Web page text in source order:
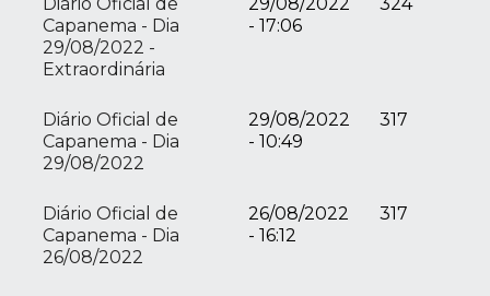
Capanema - Dia
29/08/2022 -
Extraordinária
- 17:06
Diário Oficial de
Capanema - Dia
29/08/2022
29/08/2022
- 10:49
317
Diário Oficial de
Capanema - Dia
26/08/2022
26/08/2022
- 16:12
317